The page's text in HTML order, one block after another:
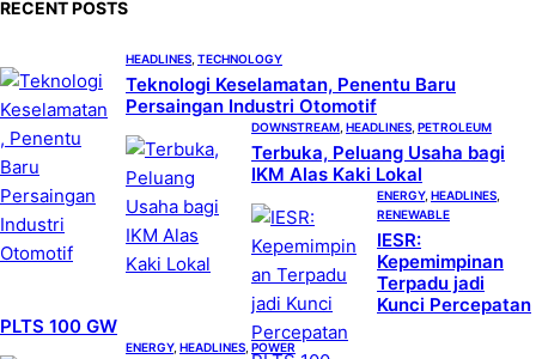
RECENT POSTS
HEADLINES TECHNOLOGY
Teknologi Keselamatan, Penentu Baru
Persaingan Industri Otomotif
DOWNSTREAM HEADLINES PETROLEUM
Terbuka, Peluang Usaha bagi
IKM Alas Kaki Lokal
ENERGY, HEADLINES
RENEWABLE
IESR:
Kepemimpinan
Terpadu jadi
Kunci Percepatan
PLTS 100 GW
ENERGY, HEADLINES POWER